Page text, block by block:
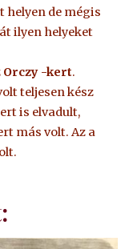
helyen de mégis
ilyen helyeket
Orczy -kert.
teljesen kész
is elvadult,
más volt. Az a